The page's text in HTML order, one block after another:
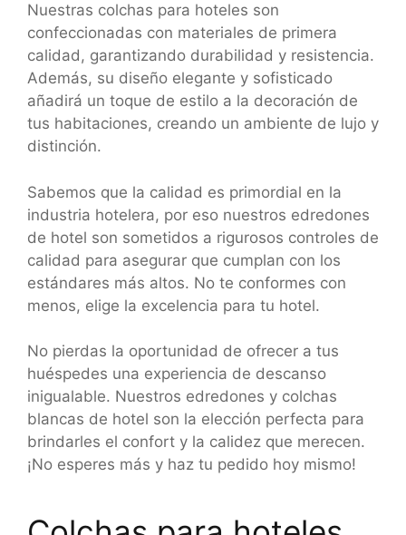
Nuestras colchas para hoteles son
confeccionadas con materiales de primera
calidad, garantizando durabilidad y resistencia.
Además, su diseño elegante y sofisticado
añadirá un toque de estilo a la decoración de
tus habitaciones, creando un ambiente de lujo y
distinción.
Sabemos que la calidad es primordial en la
industria hotelera, por eso nuestros edredones
de hotel son sometidos a rigurosos controles de
calidad para asegurar que cumplan con los
estándares más altos. No te conformes con
menos, elige la excelencia para tu hotel.
No pierdas la oportunidad de ofrecer a tus
huéspedes una experiencia de descanso
inigualable. Nuestros edredones y colchas
blancas de hotel son la elección perfecta para
brindarles el confort y la calidez que merecen.
¡No esperes más y haz tu pedido hoy mismo!